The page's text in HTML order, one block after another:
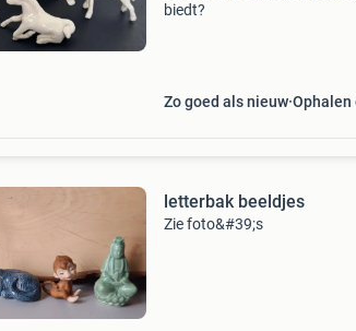
biedt?
Zo goed als nieuw Ophalen
letterbak beeldjes
Zie foto&#39;s